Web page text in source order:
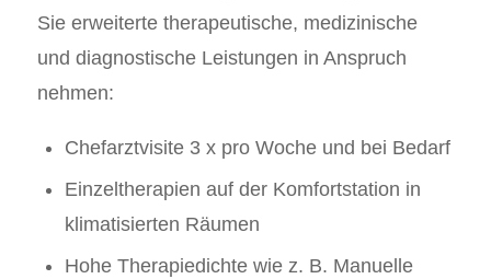
Sie erweiterte therapeutische, medizinische
und diagnostische Leistungen in Anspruch
nehmen:
Chefarztvisite 3 x pro Woche und bei Bedarf
Einzeltherapien auf der Komfortstation in
klimatisierten Räumen
Hohe Therapiedichte wie z. B. Manuelle